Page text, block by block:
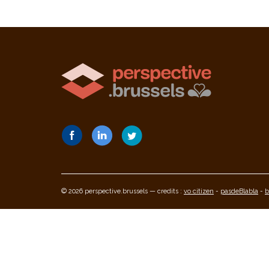
© 2026 perspective.brussels — credits : vo citizen - pasdeBlabla -